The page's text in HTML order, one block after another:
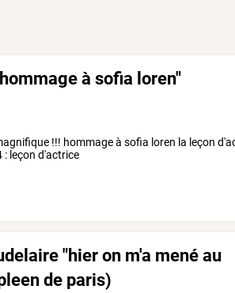
à sofia loren"
!!! hommage à sofia loren la leçon
: leçon d'actrice
"hier on m'a mené au
de paris)